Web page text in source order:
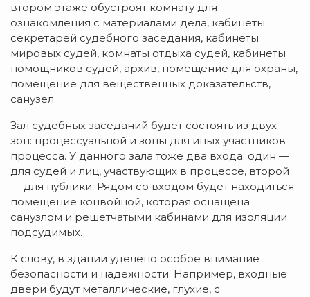
втором этаже обустроят комнату для
ознакомления с материалами дела, кабинеты
секретарей судебного заседания, кабинеты
мировых судей, комнаты отдыха судей, кабинеты
помощников судей, архив, помещение для охраны,
помещение для вещественных доказательств,
санузел.
Зал судебных заседаний будет состоять из двух
зон: процессуальной и зоны для иных участников
процесса. У данного зала тоже два входа: один —
для судей и лиц, участвующих в процессе, второй
— для публики. Рядом со входом будет находиться
помещение конвойной, которая оснащена
санузлом и решетчатыми кабинами для изоляции
подсудимых.
К слову, в здании уделено особое внимание
безопасности и надежности. Например, входные
двери будут металлические, глухие, с